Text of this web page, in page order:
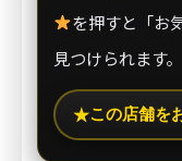
を押すと「お
見つけられます。
★この店舗を